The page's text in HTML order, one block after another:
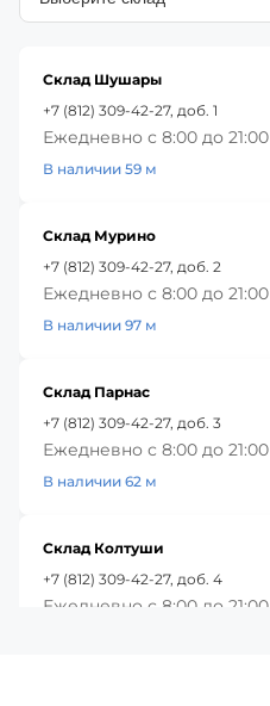
Склад Шушары
+7 (812) 309-42-27, доб. 1
Ежедневно с 8:00 до 21:00
В наличии 59 м
Склад Мурино
+7 (812) 309-42-27, доб. 2
Ежедневно с 8:00 до 21:00
В наличии 97 м
Склад Парнас
+7 (812) 309-42-27, доб. 3
Ежедневно с 8:00 до 21:00
В наличии 62 м
Склад Колтуши
+7 (812) 309-42-27, доб. 4
Ежедневно с 8:00 до 21:00